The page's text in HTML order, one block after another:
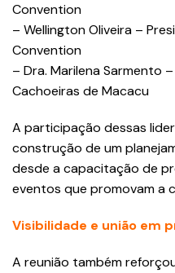
Convention
– Wellington Oliveira –
Convention
– Dra. Marilena Sarmento
Cachoeiras de Macacu
A participação dessas
construção de um
desde a capacitação de
eventos que promovam a
Visibilidade e união em
A reunião também